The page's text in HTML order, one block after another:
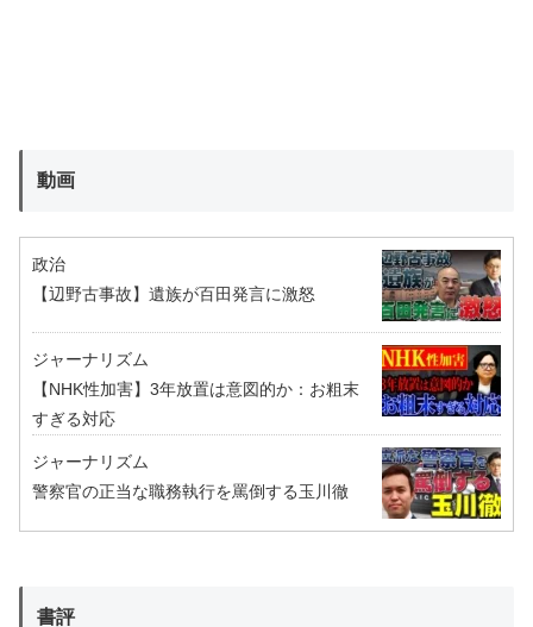
動画
政治
【辺野古事故】遺族が百田発言に激怒
ジャーナリズム
【NHK性加害】3年放置は意図的か：お粗末
すぎる対応
ジャーナリズム
警察官の正当な職務執行を罵倒する玉川徹
書評